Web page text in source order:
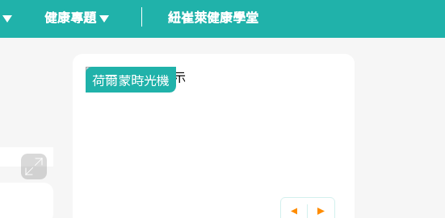
健康專題 紐崔萊健康學堂
荷爾蒙時光機